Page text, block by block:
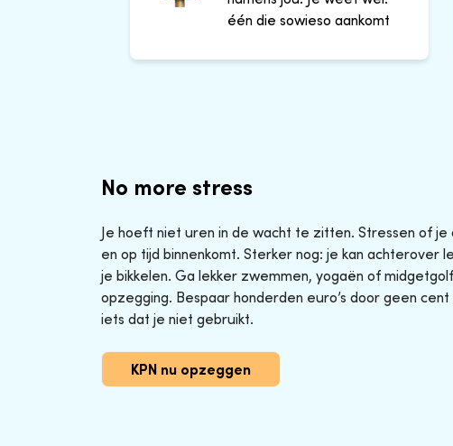
één die sowieso aankomt
No more stress
Je hoeft niet uren in de wacht te zitten. Stressen of je
en op tijd binnenkomt. Sterker nog: je kan achterover
je bikkelen. Ga lekker zwemmen, yogaën of
opzegging. Bespaar honderden euro’s door geen
iets dat je niet gebruikt.
KPN nu opzeggen